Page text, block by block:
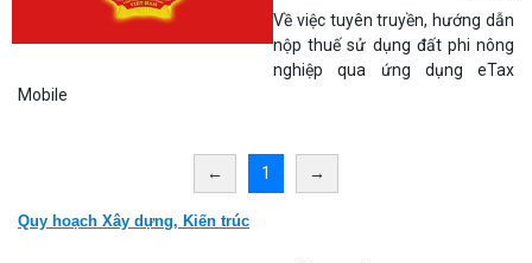
Về việc tuyên truyền, hướng dẫn
nộp thuế sử dụng đất phi nông
nghiệp qua ứng dụng eTax
Mobile
← 1 →
Quy hoạch Xây dựng, Kiến trúc